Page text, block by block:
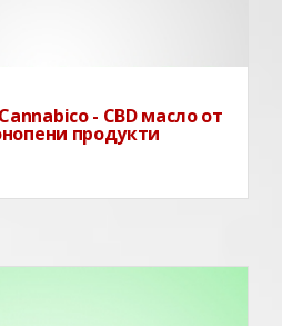
- CBD масло от
продукти